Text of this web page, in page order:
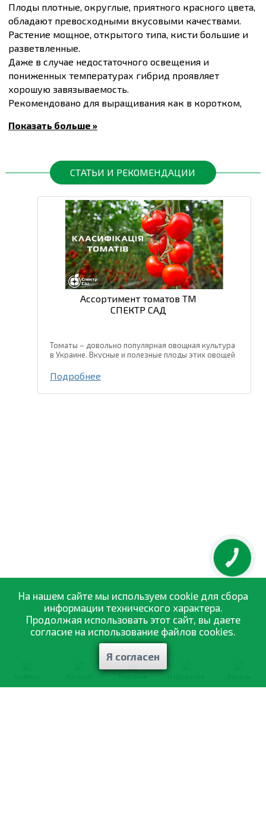
Плоды плотные, округлые, приятного красного цвета,
обладают превосходными вкусовыми качествами.
Растение мощное, открытого типа, кисти большие и
разветвленные.
Даже в случае недостаточного освещения и
пониженных температурах гибрид проявляет
хорошую завязываемость.
Рекомендовано для выращивания как в коротком,
Вегетационный период 65-70 дней.
штуки другие товары по доступным ценам Вы
можете винтернет-магазинеСпектр Садс доставкой
в Киев и другие города по всей территории
Показать больше »
СТАТЬИ И РЕКОМЕНДАЦИИ
Ассортимент томатов ТМ
СПЕКТР САД
Томаты – довольно популярная овощная культура
в Украине. Вкусные и полезные плоды этих овощей
консервирования и переработки. ТМ «СПЕКТР САД»
представляет...
Подробнее
Корзина
На нашем сайте мы используем cookie для сбора
информации технического характера.
Продолжая использовать этот сайт, вы даете
согласие на использование файлов cookies.
Я согласен
КНОПКА
ЗВ'ЯЗКУ